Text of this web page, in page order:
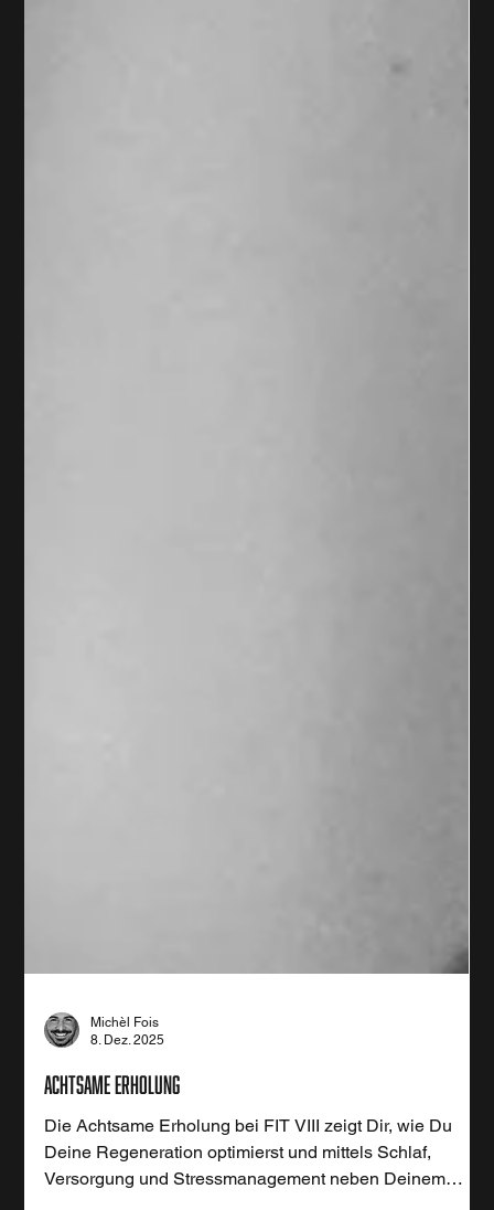
8. Dez. 2025
Achtsame Erholung
Die Achtsame Erholung bei FIT VIII zeigt Dir, wie Du
Deine Regeneration optimierst und mittels Schlaf,